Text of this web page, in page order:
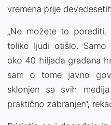
vremena prije
„Ne možete to
toliko ljudi otišlo. Samo
oko 40 hiljada građana
sam o tome javno
sklonjen sa svih
praktično zabranjen“,